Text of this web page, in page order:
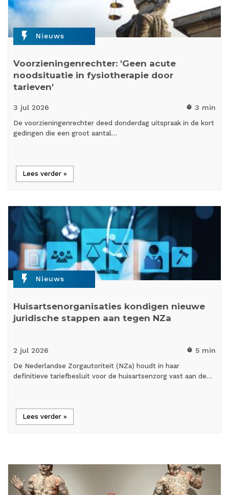
flash_on Nieuws
Voorzieningenrechter: 'Geen acute
noodsituatie in fysiotherapie door
tarieven'
3 jul 2026 timer 3 min
De voorzieningenrechter deed donderdag uitspraak in de kort
gedingen die een groot aantal…
Lees verder »
flash_on Nieuws
Huisartsenorganisaties kondigen nieuwe
juridische stappen aan tegen NZa
2 jul 2026 timer 5 min
De Nederlandse Zorgautoriteit (NZa) houdt in haar
definitieve tariefbesluit voor de huisartsenzorg vast aan de…
Lees verder »